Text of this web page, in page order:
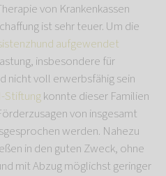
von Krankenkassen
ist sehr teuer. Um die
aufgewendet
insbesondere für
nicht voll erwerbsfähig sein
Stiftungkonnte dieser Familien
von insgesamt
werden. Nahezu
in den guten Zweck, ohne
mit Abzug möglichst geringer